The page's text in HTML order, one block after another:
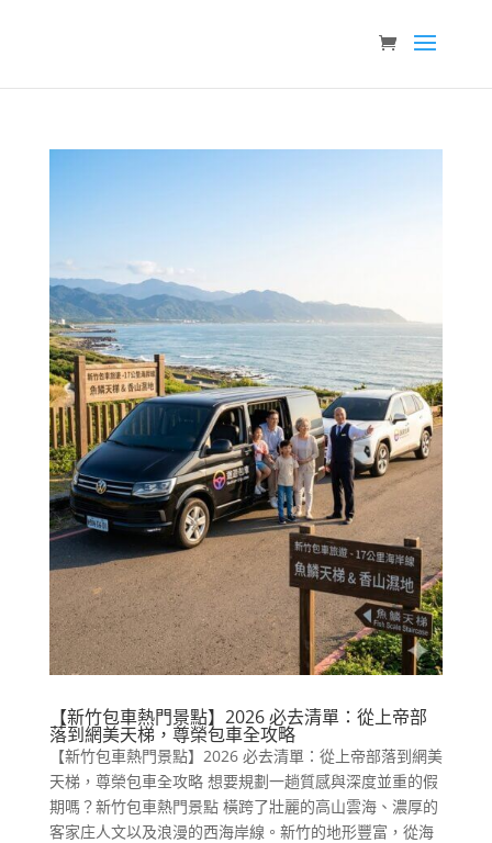
【新竹包車熱門景點】2026 必去清單：從上帝部
落到網美天梯，尊榮包車全攻略
【新竹包車熱門景點】2026 必去清單：從上帝部落到網美
天梯，尊榮包車全攻略 想要規劃一趟質感與深度並重的假
期嗎？新竹包車熱門景點 橫跨了壯麗的高山雲海、濃厚的
客家庄人文以及浪漫的西海岸線。新竹的地形豐富，從海